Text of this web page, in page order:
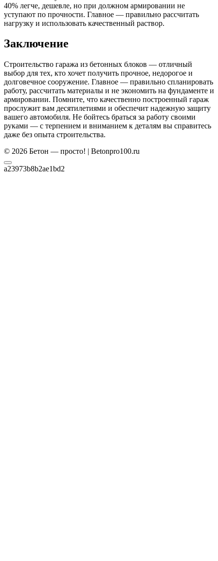
40% легче, дешевле, но при должном армировании не
уступают по прочности. Главное — правильно рассчитать
нагрузку и использовать качественный раствор.
Заключение
Строительство гаража из бетонных блоков — отличный
выбор для тех, кто хочет получить прочное, недорогое и
долговечное сооружение. Главное — правильно спланировать
работу, рассчитать материалы и не экономить на фундаменте и
армировании. Помните, что качественно построенный гараж
прослужит вам десятилетиями и обеспечит надежную защиту
вашего автомобиля. Не бойтесь браться за работу своими
руками — с терпением и вниманием к деталям вы справитесь
даже без опыта строительства.
© 2026 Бетон — просто! | Betonpro100.ru
a23973b8b2ae1bd2